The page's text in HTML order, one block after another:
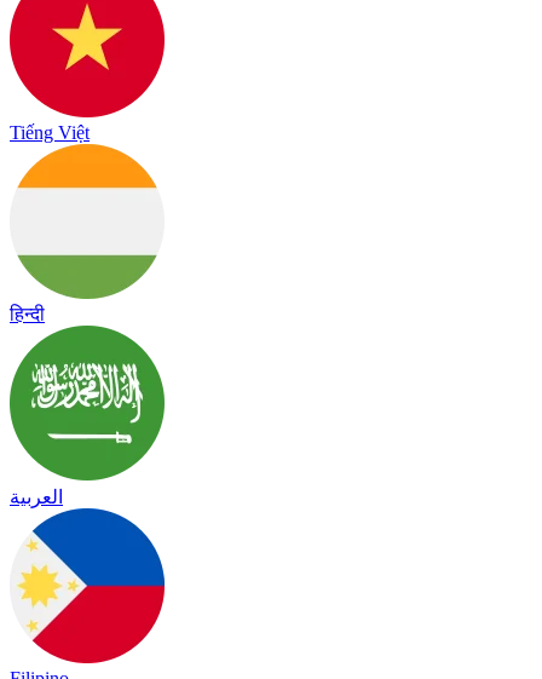
Tiếng Việt
हिन्दी
العربية